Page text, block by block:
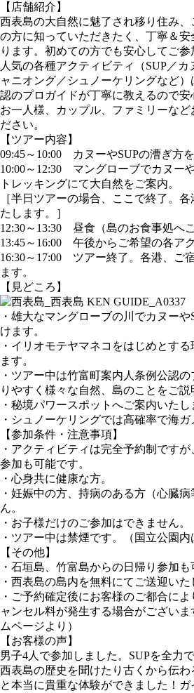
【店舗紹介】
西表島の大自然に魅了され移り住み、
の方に知っていただきたく、丁寧＆
ります。初めての方でも安心してご参
人気の各種アクティビティ（SUP／
ャニオング／シュノーケリングなど
認のプロガイドが丁寧に教えるので安
お一人様、カップル、ファミリーなど
ださい。
【ツアー内容】
09:45～10:00 カヌーやSUPの漕ぎ方
10:00～12:30 マングローブでカヌー
トレッキングにて大自然をご案内。
［半日ツアーの場合、ここで終了。
たします。］
12:30～13:30 昼食（島のお食事処へご
13:45～16:00 午後からご希望の各ア
16:30～17:00 ツアー終了。各港、ご
ます。
【見どころ】
・雄大なマングローブの川でカヌー
けます。
・イリオモテヤマネコをはじめとす
ます。
・ツアー中は竹富町案内人条例公認
りやすく様々な自然、島のことをご説
・秘境パワースポットへご案内いたし
・シュノーケリングでは高確率で海ガ
【参加条件・注意事項】
・アクティビティは完全予約制です
参加も可能です。
・心身共に健康な方。
・妊娠中の方、持病のある方（心臓
ん。
・お子様だけのご参加はできません。
・ツアー中は禁煙です。（国立公園内
【その他】
・石垣島、竹富島からの日帰り参加も
・西表島の島内を無料にてご送迎いた
・ご予約確定後にお客様のご都合に
ャンセル料が発生する場合がござい
ムページより）
【お客様の声】
男子4人で参加しました。SUPを全力
西表島の歴史を聞けたり古くから伝わ
と本当に貴重な体験ができました！